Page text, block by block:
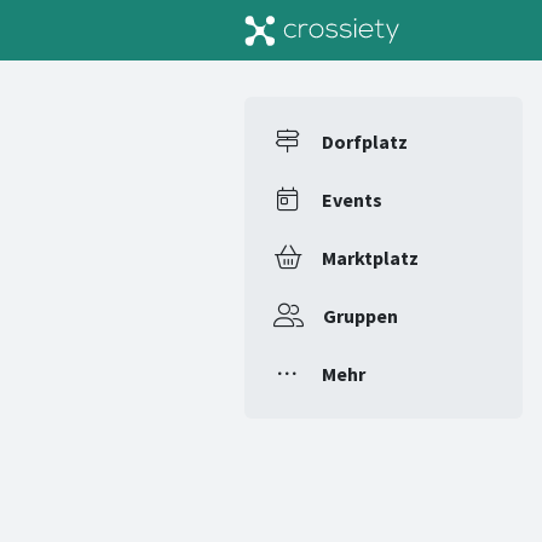
Dorfplatz
Events
Marktplatz
Gruppen
Mehr